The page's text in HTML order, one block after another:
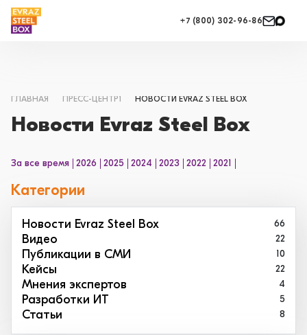
+7 (800) 302-96-86
ГЛАВНАЯ ПРЕСС-ЦЕНТР1 НОВОСТИ EVRAZ STEEL BOX
Новости Evraz Steel Box
За все время 2026 2025 2024 2023 2022 2021
Категории
66
Новости Evraz Steel Box
22
Видео
10
Публикации в СМИ
22
Кейсы
4
Мнения экспертов
5
Разработки ИТ
8
Статьи